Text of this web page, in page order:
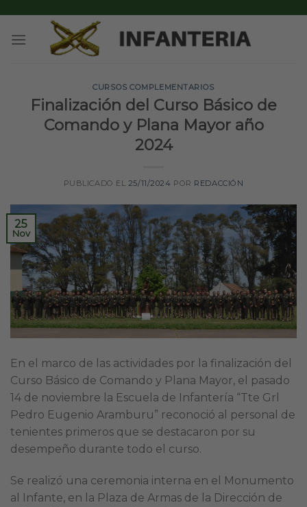
content
CURSOS COMPLEMENTARIOS
Finalización del Curso Básico de
Comando y Plana Mayor año
2024
PUBLICADO EL 25/11/2024 POR REDACCIÓN
25
Nov
En el marco de las actividades por la finalización del
Curso Básico de Comando y Plana Mayor, el pasado
14 de noviembre la Escuela de Infantería “Tte Grl
Pedro Eugenio Aramburu” reconoció al personal de
tenientes primeros que se destacaron por su
desempeño durante todo el curso.
Se realizó una ceremonia interna en el Monumento
al Infante, en la Plaza de Armas de la Dirección de